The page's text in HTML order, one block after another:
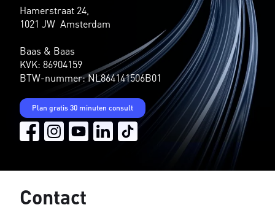
Hamerstraat 24,
1021 JW Amsterdam
Baas & Baas
KVK: 86904159
BTW-nummer: NL864141506B01
Plan gratis 30 minuten consult
Contact